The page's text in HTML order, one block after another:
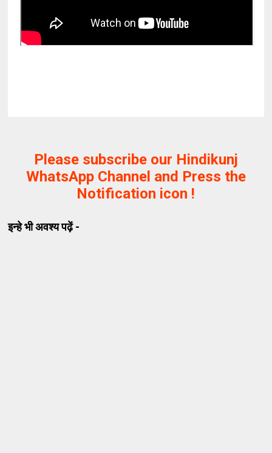
Please subscribe our Hindikunj
WhatsApp Channel and Press the
Notification icon !
इन्हे भी अवश्य पढ़ें -